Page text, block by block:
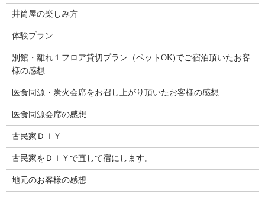
井筒屋の楽しみ方
体験プラン
別館・離れ１フロア貸切プラン（ペットOK)でご宿泊頂いたお客
様の感想
医食同源・炭火会席をお召し上がり頂いたお客様の感想
医食同源会席の感想
古民家ＤＩＹ
古民家をＤＩＹで直して宿にします。
地元のお客様の感想